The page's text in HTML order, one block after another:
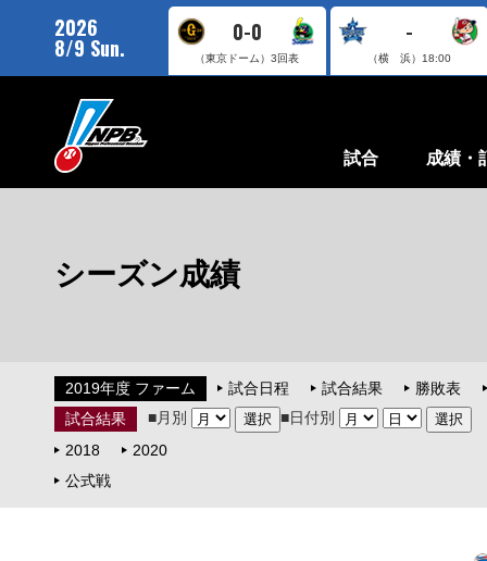
2026
8/9 Sun.
0-0
（東京ドーム）3回表
-
（横 浜） 18:00
試合 成績・
シーズン成績
2019年度 ファーム 試合日程 試合結果
勝敗表
試合結果
■月別
■日付別
2018
2020
公式戦